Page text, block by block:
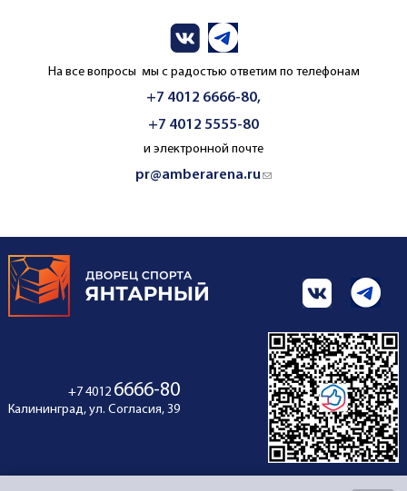
На все вопросы мы с радостью ответим по телефонам
+7 4012 6666-80,
+7 4012 5555-80
и электронной почте
pr@amberarena.ru(link sends e-mail)
+7 4012 6666-80
Калининград, ул. Согласия, 39